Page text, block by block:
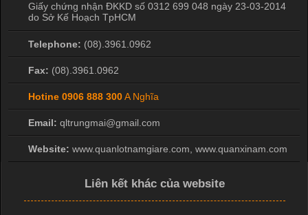
Giấy chứng nhận ĐKKD số 0312 699 048 ngày 23-03-2014
do Sở Kế Hoạch TpHCM
Telephone: (08).3961.0962
Fax: (08).3961.0962
Hotine 0906 888 300A Nghĩa
Email: qltrungmai@gmail.com
Website: www.quanlotnamgiare.com, www.quanxinam.com
Liên kết khác của website